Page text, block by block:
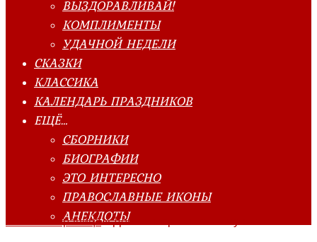
ВЫЗДОРАВЛИВАЙ!
КОМПЛИМЕНТЫ
УДАЧНОЙ НЕДЕЛИ
СКАЗКИ
КЛАССИКА
КАЛЕНДАРЬ ПРАЗДНИКОВ
ЕЩЁ…
СБОРНИКИ
БИОГРАФИИ
ЭТО ИНТЕРЕСНО
ПРАВОСЛАВНЫЕ ИКОНЫ
АНЕКДОТЫ
Главная страница»День аллерголога-иммунолога